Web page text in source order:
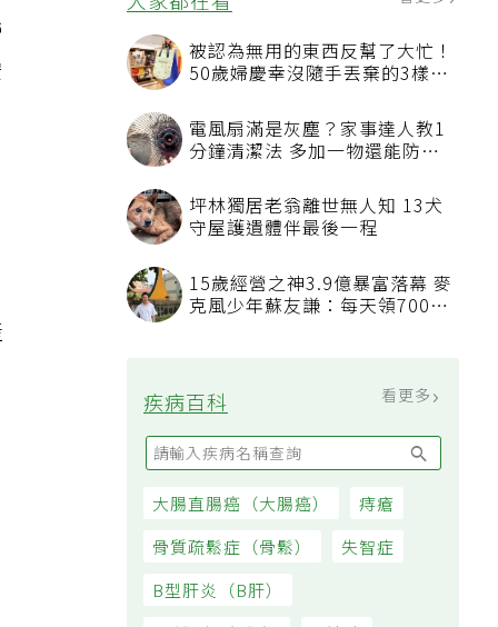
大家都在看
被認為無用的東西反幫了大忙！
50歲婦慶幸沒隨手丟棄的3樣物
電風扇滿是灰塵？家事達人教1
汙附著
坪林獨居老翁離世無人知 13犬
15歲經營之神3.9億暴富落幕 麥
疾病百科